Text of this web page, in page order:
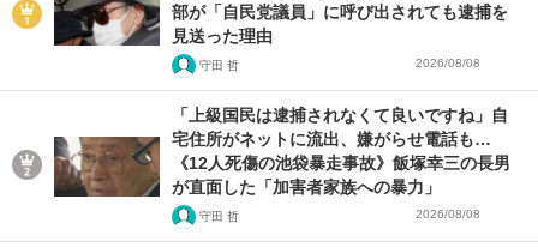
部が「自民党議員」に呼び出されても逮捕を
見送った理由
守田 哲 2026/08/08
「上級国民は逮捕されなくて良いですね」自
宅住所がネットに流出、嫌がらせ電話も…
《12人死傷の池袋暴走事故》飯塚幸三の長男
が直面した「加害者家族への暴力」
守田 哲 2026/08/08